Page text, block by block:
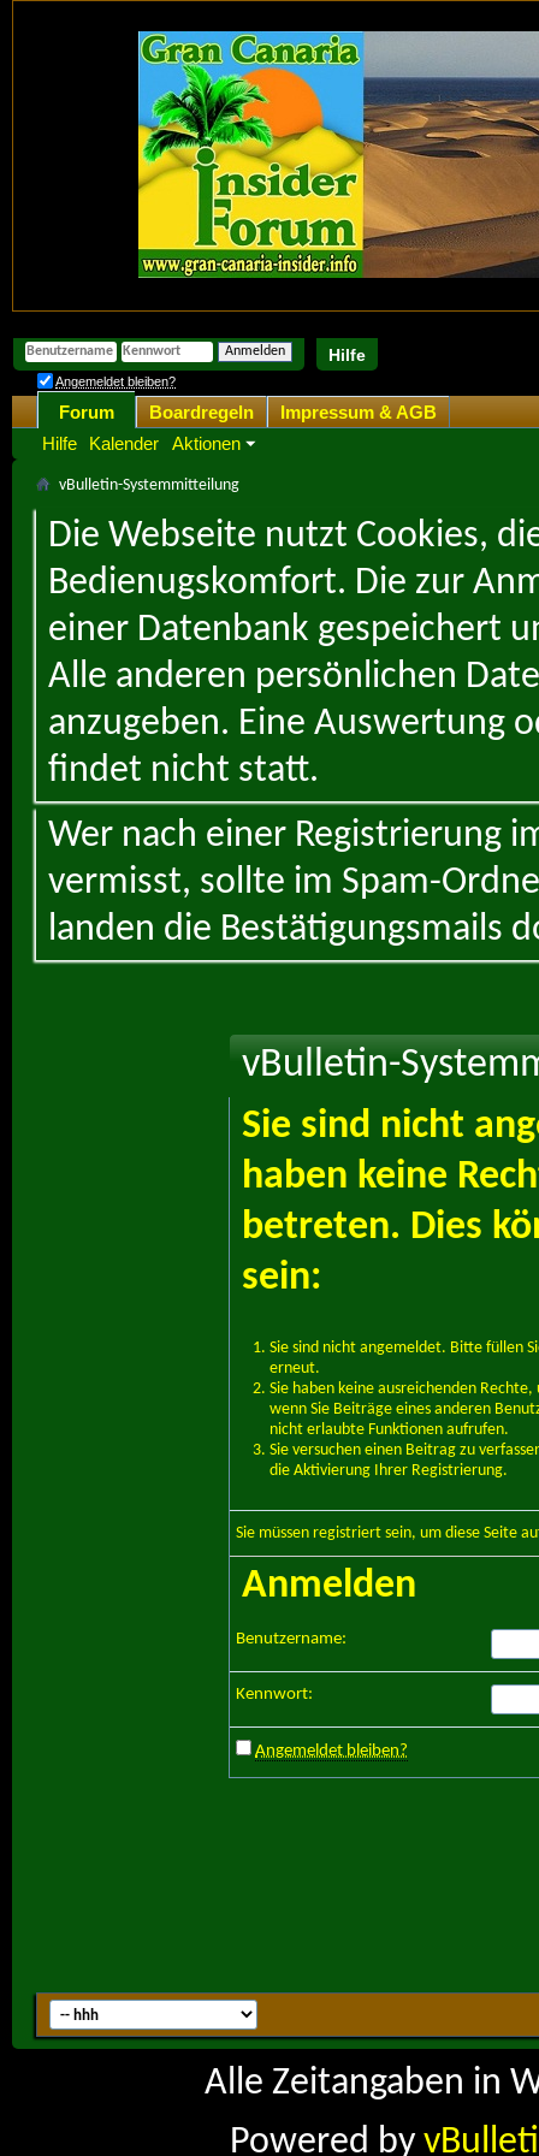
Hilfe
Angemeldet bleiben?
Forum
Hilfe
Kalender Aktionen
Boardregeln Impressum & AGB
vBulletin-Systemmitteilung
Die Webseite nutzt Cookies,
Bedienugskomfort. Die zur
einer Datenbank gespeichert
Alle anderen persönlichen
anzugeben. Eine Auswertung
findet nicht statt.
Wer nach einer Registrierung
vermisst, sollte im Spam-
landen die Bestätigungsmails
vBulletin-
Sie sind nicht
haben keine
betreten. Dies
sein:
Sie sind nicht angemeldet. Bitte füllen
erneut.
Sie haben keine ausreichenden
wenn Sie Beiträge eines anderen
nicht erlaubte Funktionen aufrufen.
Sie versuchen einen Beitrag zu
die Aktivierung Ihrer Registrierung.
Sie müssen registriert sein, um diese Seite
Anmelden
Benutzername:
Kennwort:
Angemeldet bleiben?
Alle Zeitangaben in
Powered by